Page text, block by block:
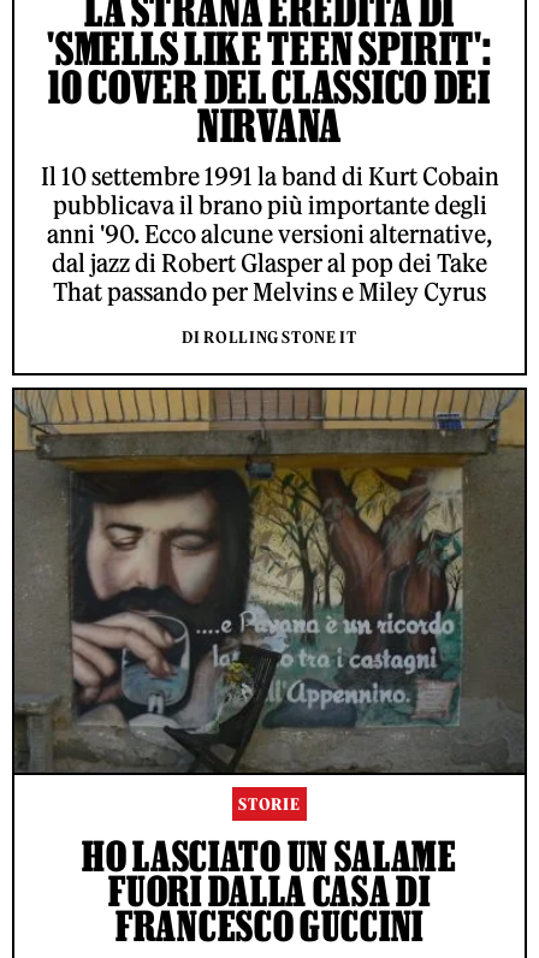
'SMELLS LIKE TEEN SPIRIT':
10 COVER DEL CLASSICO DEI
NIRVANA
Il 10 settembre 1991 la band di Kurt Cobain
pubblicava il brano più importante degli
anni '90. Ecco alcune versioni alternative,
dal jazz di Robert Glasper al pop dei Take
That passando per Melvins e Miley Cyrus
DI ROLLING STONE IT
STORIE
HO LASCIATO UN SALAME
FUORI DALLA CASA DI
FRANCESCO GUCCINI